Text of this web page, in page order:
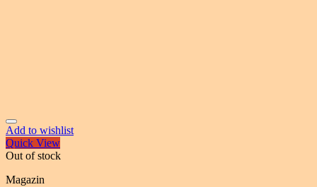
Add to wishlist
Quick View
Out of stock
Magazin